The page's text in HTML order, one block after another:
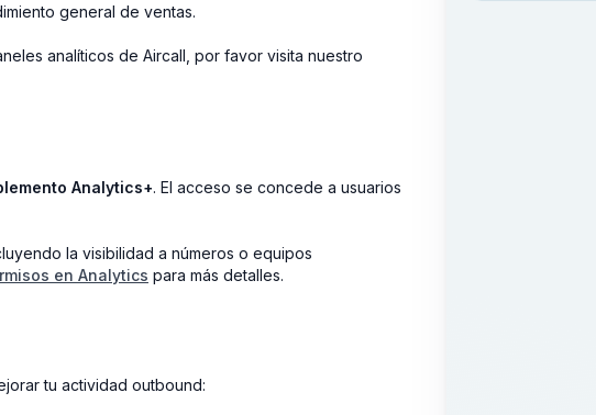
general de ventas.
analíticos de Aircall, por favor visita nuestro
Analytics+. El acceso se concede a usuarios
la visibilidad a números o equipos
en Analytics para más detalles.
tu actividad outbound: